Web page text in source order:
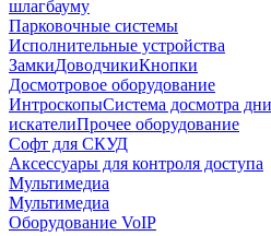
шлагбауму
Парковочные системы
Исполнительные устройства
ЗамкиДоводчикиКнопки
Досмотровое оборудование
ИнтроскопыСистема досмотра
искателиПрочее оборудование
Софт для СКУД
Аксессуары для контроля доступа
Мультимедиа
Мультимедиа
Оборудование VoIP